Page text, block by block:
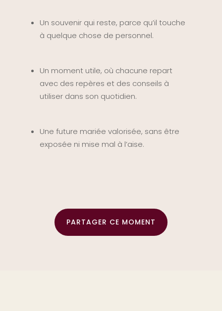
Un souvenir qui reste, parce qu’il touche
à quelque chose de personnel.
Un moment utile, où chacune repart
avec des repères et des conseils à
utiliser dans son quotidien.
Une future mariée valorisée, sans être
exposée ni mise mal à l’aise.
PARTAGER CE MOMENT